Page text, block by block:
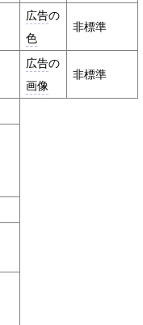
広告の
色
非標準
広告の
画像
非標準